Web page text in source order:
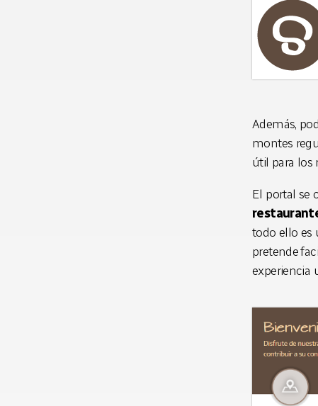
Además,
montes
útil para los
El portal se
todo ello es
pretende
experiencia